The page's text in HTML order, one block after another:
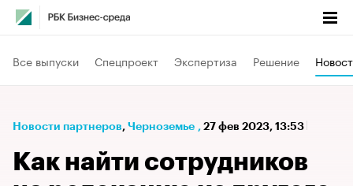
Все выпуски Спецпроект Экспертиза Решение
Новости партнеров⁠, Черноземье , 27 фев 2023, 13:53
Как найти сотрудников